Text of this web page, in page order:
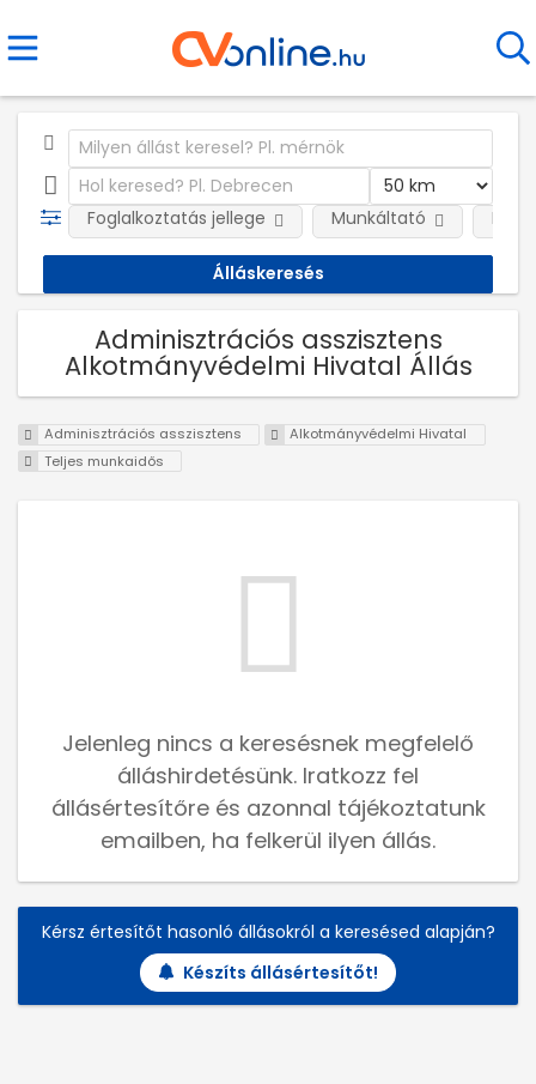
Foglalkoztatás jellege Munkáltató
Adminisztrációs asszisztens
Alkotmányvédelmi Hivatal Állás
Adminisztrációs asszisztens
Alkotmányvédelmi Hivatal
Teljes munkaidős
Jelenleg nincs a keresésnek megfelelő
álláshirdetésünk. Iratkozz fel
állásértesítőre és azonnal tájékoztatunk
emailben, ha felkerül ilyen állás.
Kérsz értesítőt hasonló állásokról a keresésed alapján?
Készíts állásértesítőt!